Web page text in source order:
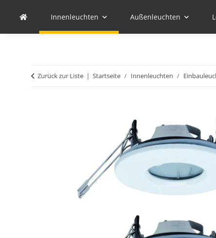
Innenleuchten Außenleuchten
Zurück zur Liste Startseite Innenleuchten